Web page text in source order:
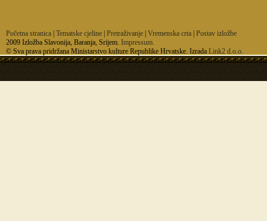
Početna stranica Tematske cjeline Pretraživanje Vremenska crta Postav izložbe
2009 Izložba Slavonija, Baranja, Srijem. Impressum.
© Sva prava pridržana Ministarstvo kulture Republike Hrvatske. Izrada Link2 d.o.o.